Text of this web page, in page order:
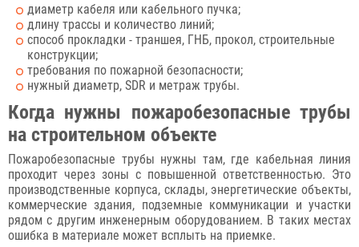
диаметр кабеля или кабельного пучка;
длину трассы и количество линий;
способ прокладки - траншея, ГНБ, прокол, строительные
конструкции;
требования по пожарной безопасности;
нужный диаметр, SDR и метраж трубы.
Когда нужны пожаробезопасные трубы
на строительном объекте
Пожаробезопасные трубы нужны там, где кабельная линия
проходит через зоны с повышенной ответственностью. Это
производственные корпуса, склады, энергетические объекты,
коммерческие здания, подземные коммуникации и участки
рядом с другим инженерным оборудованием. В таких местах
ошибка в материале может всплыть на приемке.